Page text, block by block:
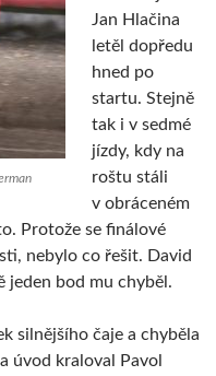
Jan Hlačina
letěl dopředu
hned po
startu. Stejně
tak i v sedmé
jízdy, kdy na
roštu stáli
v obráceném
Protože se finálové
nebylo co řešit. David
jeden bod mu chyběl.
silnějšího čaje a chyběla
úvod kraloval Pavol